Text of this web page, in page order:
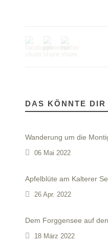
DAS KÖNNTE
Wanderung um die
06 Mai 2022
Apfelblüte am Kalterer
26 Apr. 2022
Dem Forggensee auf
18 März 2022